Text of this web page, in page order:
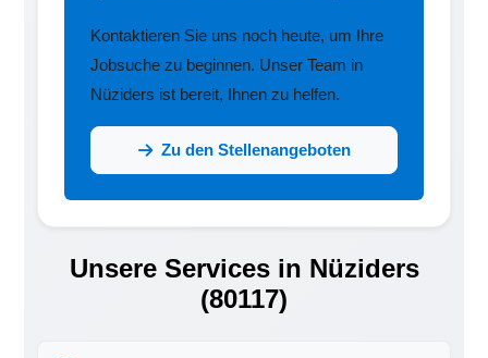
Kontaktieren Sie uns noch heute, um Ihre
Jobsuche zu beginnen. Unser Team in
Nüziders ist bereit, Ihnen zu helfen.
Zu den Stellenangeboten
Unsere Services in Nüziders
(80117)